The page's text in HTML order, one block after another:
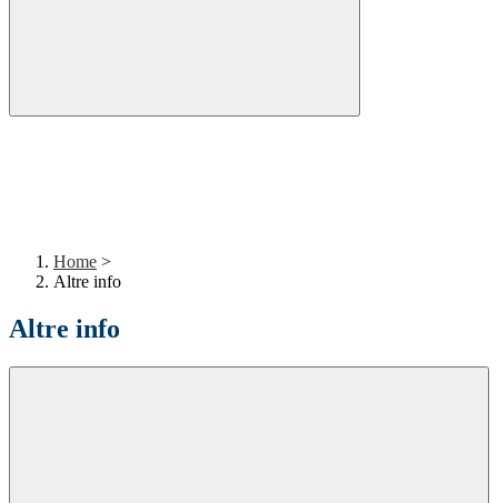
Home >
Altre info
Altre info